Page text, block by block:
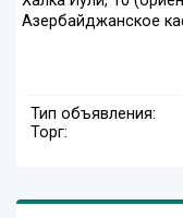
Азербайджанское
Тип объявления:
Торг: